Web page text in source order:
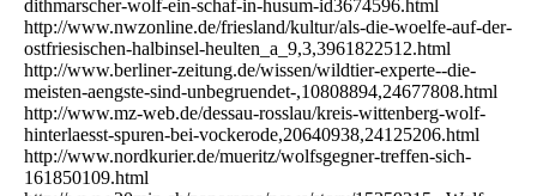
dithmarscher-wolf-ein-schaf-in-husum-id3674596.html
http://www.nwzonline.de/friesland/kultur/als-die-woelfe-auf-der-
ostfriesischen-halbinsel-heulten_a_9,3,3961822512.html
http://www.berliner-zeitung.de/wissen/wildtier-experte--die-
meisten-aengste-sind-unbegruendet-,10808894,24677808.html
http://www.mz-web.de/dessau-rosslau/kreis-wittenberg-wolf-
hinterlaesst-spuren-bei-vockerode,20640938,24125206.html
http://www.nordkurier.de/mueritz/wolfsgegner-treffen-sich-
161850109.html